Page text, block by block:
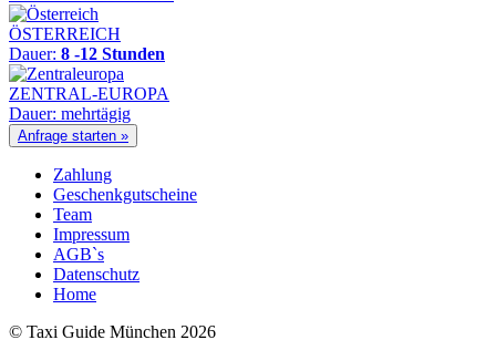
ÖSTERREICH
Dauer: 8 -12 Stunden
ZENTRAL-EUROPA
Dauer: mehrtägig
Anfrage starten »
Zahlung
Geschenkgutscheine
Team
Impressum
AGB`s
Datenschutz
Home
© Taxi Guide München 2026